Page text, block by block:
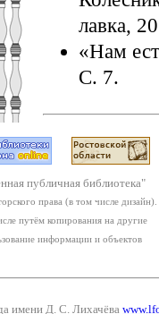
лавка,
«Нам
С. 7.
публичная библиотека"
права (в том числе дизайн).
путём копирования на другие
информации и объектов
имени Д. С. Лихачёва